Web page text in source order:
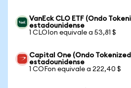
VanEck CLO ETF (Ondo
estadounidense
1 CLOIon equivale a 53,81 $
Capital One (Ondo
estadounidense
1 COFon equivale a 222,40 $